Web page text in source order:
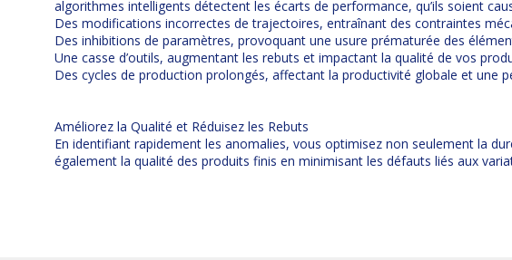
algorithmes intelligents détectent les écarts de performance, qu’ils soient
Des modifications incorrectes de trajectoires, entraînant des contraintes
Des inhibitions de paramètres, provoquant une usure prématurée des
Une casse d’outils, augmentant les rebuts et impactant la qualité de vos
Des cycles de production prolongés, affectant la productivité globale et une
Améliorez la Qualité et Réduisez les Rebuts
En identifiant rapidement les anomalies, vous optimisez non seulement la
également la qualité des produits finis en minimisant les défauts liés aux